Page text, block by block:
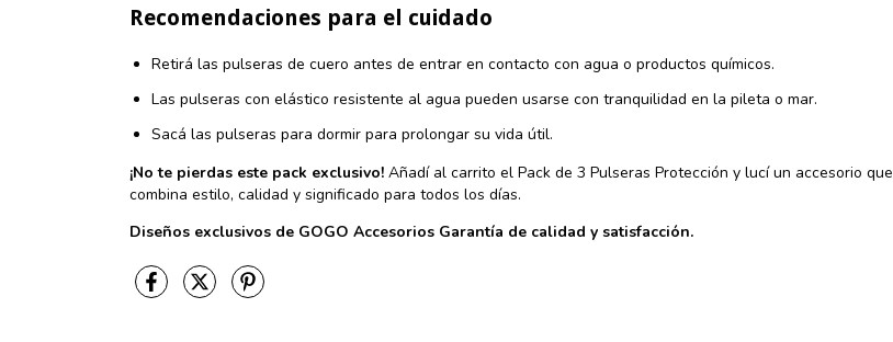
Recomendaciones para el cuidado
Retirá las pulseras de cuero antes de entrar en contacto con agua o productos químicos.
Las pulseras con elástico resistente al agua pueden usarse con tranquilidad en la pileta o mar.
Sacá las pulseras para dormir para prolongar su vida útil.
¡No te pierdas este pack exclusivo! Añadí al carrito el Pack de 3 Pulseras Protección y lucí un accesorio que
combina estilo, calidad y significado para todos los días.
Diseños exclusivos de GOGO Accesorios Garantía de calidad y satisfacción.